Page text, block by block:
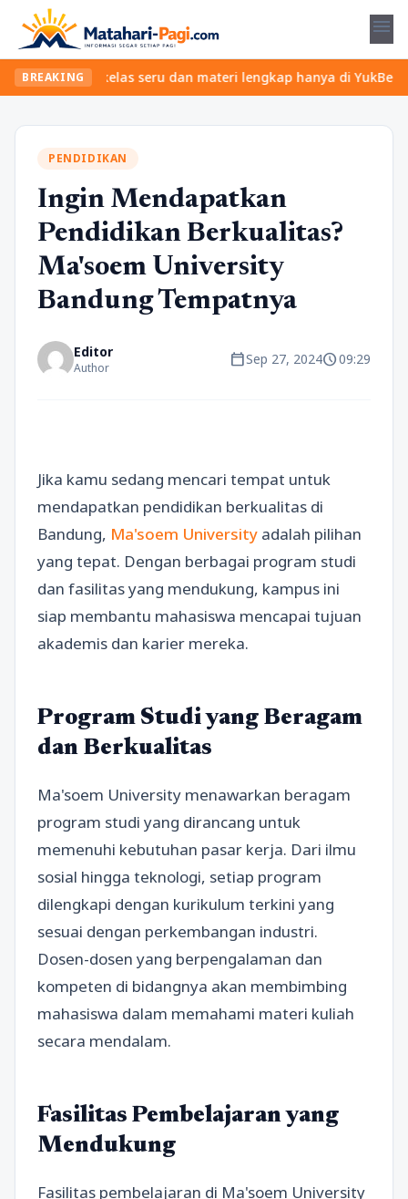
menu
BREAKINGkelas seru dan materi lengkap hanya di
PENDIDIKAN
Ingin Mendapatkan
Pendidikan Berkualitas?
Ma'soem University
Bandung Tempatnya
Editor
Author calendar_todaySep 27, 2024schedule09:29
Jika kamu sedang mencari tempat untuk
mendapatkan pendidikan berkualitas di
Bandung, Ma'soem University adalah pilihan
yang tepat. Dengan berbagai program studi
dan fasilitas yang mendukung, kampus ini
siap membantu mahasiswa mencapai tujuan
akademis dan karier mereka.
Program Studi yang Beragam
dan Berkualitas
Ma'soem University menawarkan beragam
program studi yang dirancang untuk
memenuhi kebutuhan pasar kerja. Dari ilmu
sosial hingga teknologi, setiap program
dilengkapi dengan kurikulum terkini yang
sesuai dengan perkembangan industri.
Dosen-dosen yang berpengalaman dan
kompeten di bidangnya akan membimbing
mahasiswa dalam memahami materi kuliah
secara mendalam.
Fasilitas Pembelajaran yang
Mendukung
Fasilitas pembelajaran di Ma'soem University